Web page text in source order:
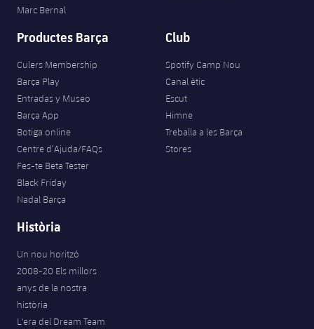
Marc Bernal
Productes Barça
Culers Membership
Barça Play
Entradas y Museo
Barça App
Botiga online
Centre d’Ajuda/FAQs
Fes-te Beta Tester
Black Friday
Nadal Barça
Club
Spotify Camp Nou
Canal ètic
Escut
Himne
Treballa a les Barça
Stores
Història
Un nou horitzó
2008-20 Els millors
anys de la nostra
història
L'era del Dream Team